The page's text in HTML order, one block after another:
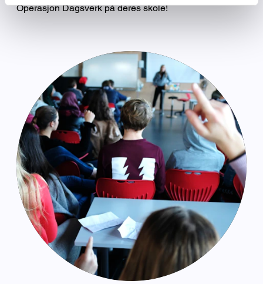
Operasjon Dagsverk på deres skole!